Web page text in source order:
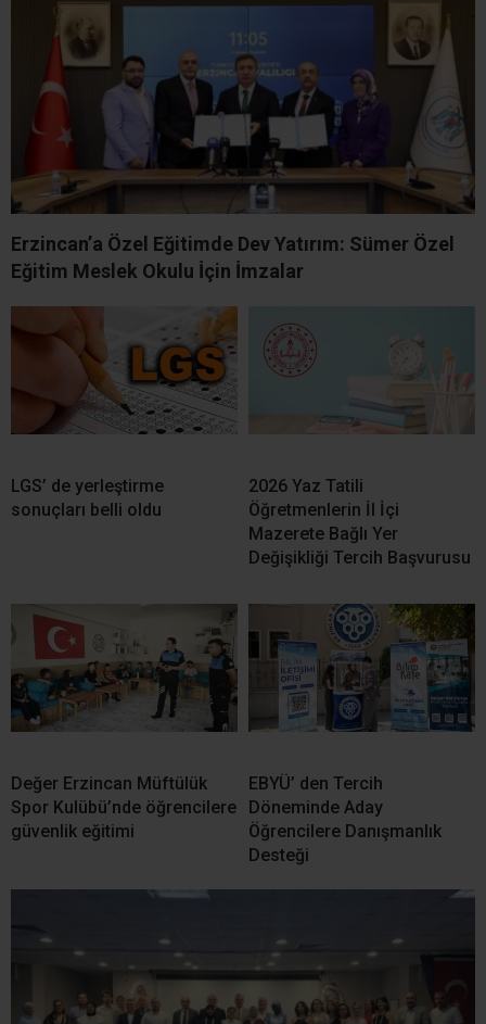
Erzincan’a Özel Eğitimde Dev Yatırım: Sümer Özel
Eğitim Meslek Okulu İçin İmzalar
LGS’ de yerleştirme
sonuçları belli oldu
2026 Yaz Tatili
Öğretmenlerin İl İçi
Mazerete Bağlı Yer
Değişikliği Tercih Başvurusu
Değer Erzincan Müftülük
Spor Kulübü’nde öğrencilere
güvenlik eğitimi
EBYÜ’ den Tercih
Döneminde Aday
Öğrencilere Danışmanlık
Desteği